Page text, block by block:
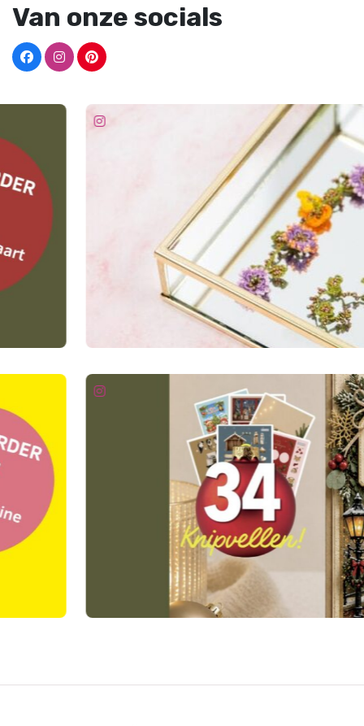
Van onze socials